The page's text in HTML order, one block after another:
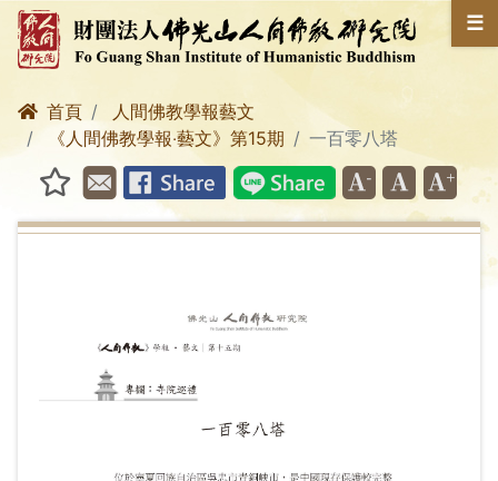
☰
首頁
人間佛教學報藝文
《人間佛教學報‧藝文》第15期
一百零八塔